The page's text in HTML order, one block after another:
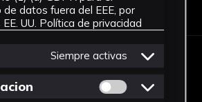
IMÁGENES
datos fuera del EEE, por
UU. Política de privacidad
Siempre activas
Permitir cookies